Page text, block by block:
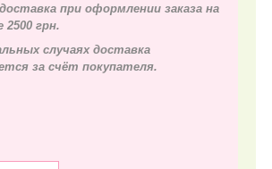
при оформлении заказа на
грн.
случаях доставка
за счёт покупателя.